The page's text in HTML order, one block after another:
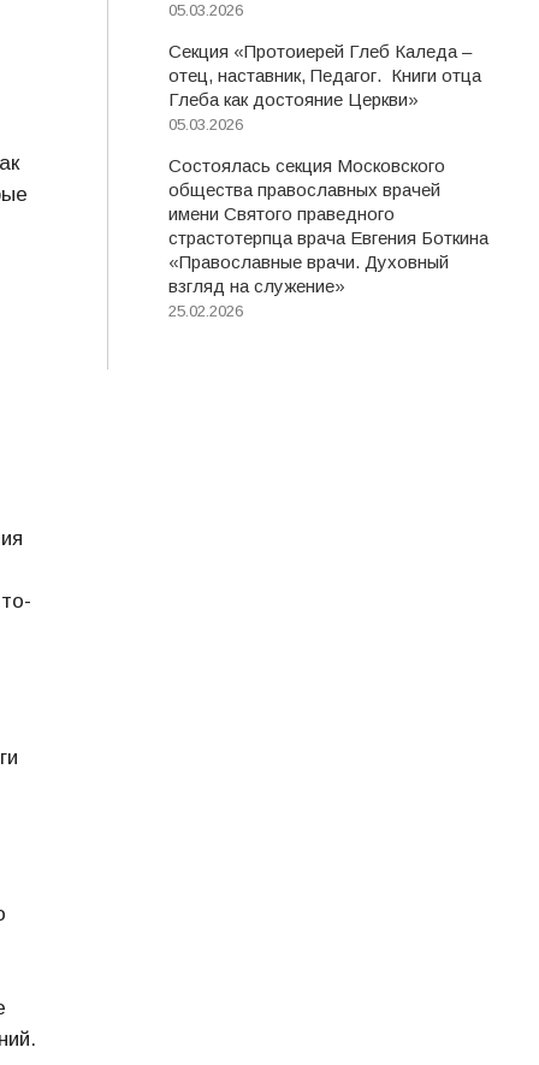
05.03.2026
Секция «Протоиерей Глеб Каледа –
отец, наставник, Педагог. Книги отца
Глеба как достояние Церкви»
05.03.2026
Состоялась секция Московского
общества православных врачей
имени Святого праведного
страстотерпца врача Евгения Боткина
«Православные врачи. Духовный
взгляд на служение»
25.02.2026